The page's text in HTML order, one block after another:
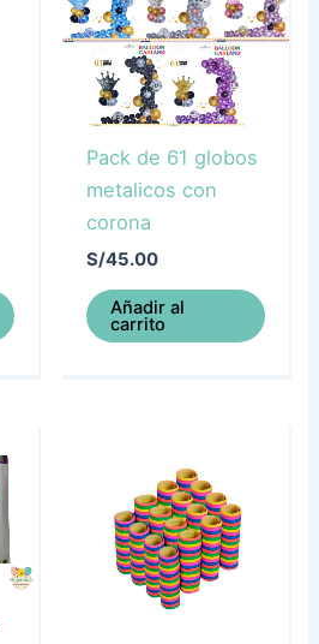
Pack de 61 globos
metalicos con
corona
S/45.00
Añadir al
carrito